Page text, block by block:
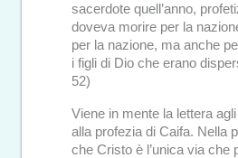
sacerdote quell’anno,
doveva morire per la
per la nazione, ma anche
i figli di Dio che erano
52)
Viene in mente la lettera
alla profezia di Caifa. Nella
che Cristo è l’unica via che